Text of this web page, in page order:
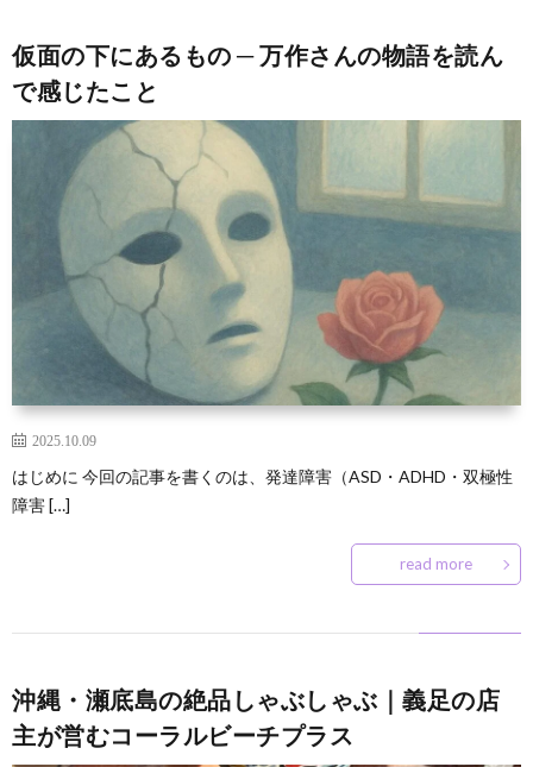
仮面の下にあるもの ─ 万作さんの物語を読ん
で感じたこと
2025.10.09
はじめに 今回の記事を書くのは、発達障害（ASD・ADHD・双極性
障害 […]
read more
沖縄・瀬底島の絶品しゃぶしゃぶ｜義足の店
主が営むコーラルビーチプラス